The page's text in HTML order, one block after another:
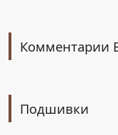
Комментарии
Подшивки